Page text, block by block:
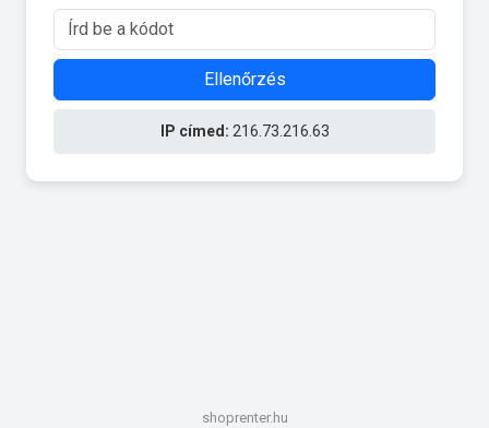
Ellenőrzés
IP címed: 216.73.216.63
shoprenter.hu